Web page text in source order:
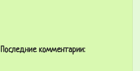
Последние комментарии: